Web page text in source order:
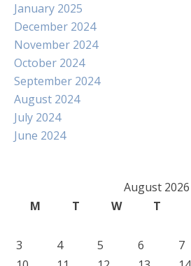
January 2025
December 2024
November 2024
October 2024
September 2024
August 2024
July 2024
June 2024
August 2026
M
T W T
3
4 5 6 7